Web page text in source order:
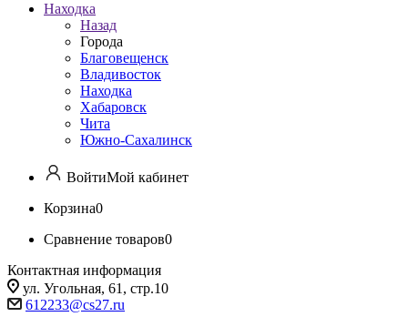
Находка
Назад
Города
Благовещенск
Владивосток
Находка
Хабаровск
Чита
Южно-Сахалинск
ВойтиМой кабинет
Корзина0
Сравнение товаров0
Контактная информация
ул. Угольная, 61, стр.10
612233@cs27.ru